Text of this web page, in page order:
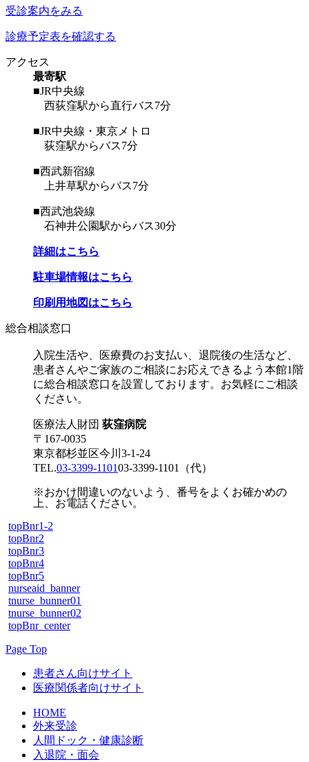
受診案内をみる
診療予定表を確認する
アクセス
最寄駅
■JR中央線
西荻窪駅から直行バス7分
■JR中央線・東京メトロ
荻窪駅からバス7分
■西武新宿線
上井草駅からバス7分
■西武池袋線
石神井公園駅からバス30分
詳細はこちら
駐車場情報はこちら
印刷用地図はこちら
総合相談窓口
入院生活や、医療費のお支払い、退院後の生活など、
患者さんやご家族のご相談にお応えできるよう本館1階
に総合相談窓口を設置しております。お気軽にご相談
ください。
医療法人財団 荻窪病院
〒167-0035
東京都杉並区今川3-1-24
TEL.03-3399-110103-3399-1101 （代）
※おかけ間違いのないよう、番号をよくお確かめの
上、お電話ください。
topBnr1-2
topBnr2
topBnr3
topBnr4
topBnr5
nurseaid_banner
tnurse_bunner01
tnurse_bunner02
topBnr_center
Page Top
患者さん向けサイト
医療関係者向けサイト
HOME
外来受診
人間ドック・健康診断
入退院・面会